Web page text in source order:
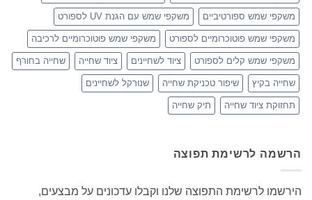
משקפי שמש ספורטיביים משקפי שמש עם הגנת UV לספורט
משקפי שמש פוטוכרומיים לספורט משקפי שמש פוטוכרומיים לרכיבה
משקפי שמש קלים לספורט ציוד לשחיינים ציוד שחייה שחייה בחורף
שחייה בקיץ שיפור טכניקת שחייה שנורקל לשחיינים
תחזוקת ציוד שחייה תיק שחייה
הרשמה לרשימת תפוצה
הירשמו לרשימת התפוצה שלנו וקבלו עדכונים על מבצעים,